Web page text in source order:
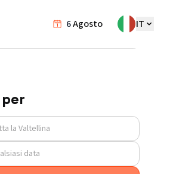
6Agosto IT
sof-sondrio-calendario-valtellinese